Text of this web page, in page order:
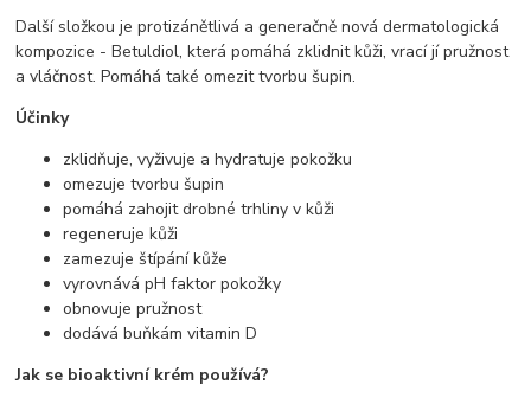
Další složkou je protizánětlivá a generačně nová dermatologická
kompozice - Betuldiol, která pomáhá zklidnit kůži, vrací jí pružnost
a vláčnost. Pomáhá také omezit tvorbu šupin.
Účinky
zklidňuje, vyživuje a hydratuje pokožku
omezuje tvorbu šupin
pomáhá zahojit drobné trhliny v kůži
regeneruje kůži
zamezuje štípání kůže
vyrovnává pH faktor pokožky
obnovuje pružnost
dodává buňkám vitamin D
Jak se bioaktivní krém používá?